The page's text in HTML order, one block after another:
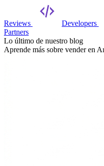
Reviews Developers
Partners
Lo último de nuestro blog
Aprende más sobre vender en